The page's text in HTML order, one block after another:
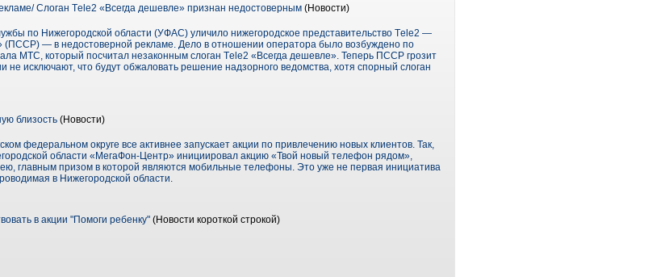
Слоган Тele2 «Всегда дешевле» признан недостоверным (Новости)
по Нижегородской области (УФАС) уличило нижегородское представительство Тele2 —
— в недостоверной рекламе. Дело в отношении оператора было возбуждено по
МТС, который посчитал незаконным слоган Тele2 «Всегда дешевле». Теперь ПССР грозит
исключают, что будут обжаловать решение надзорного ведомства, хотя спорный слоган
близость (Новости)
федеральном округе все активнее запускает акции по привлечению новых клиентов. Так,
области «МегаФон-Центр» инициировал акцию «Твой новый телефон рядом»,
главным призом в которой являются мобильные телефоны. Это уже не первая инициатива
в Нижегородской области.
в акции "Помоги ребенку" (Новости короткой строкой)